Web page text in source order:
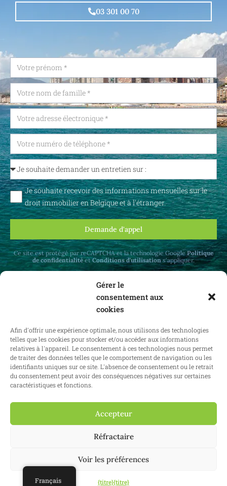
Gérer le
consentement aux
cookies
Afin d'offrir une expérience optimale, nous utilisons des technologies
telles que les cookies pour stocker et/ou accéder aux informations
relatives à l'appareil. Le consentement à ces technologies nous permet
de traiter des données telles que le comportement de navigation ou les
identifiants uniques sur ce site. L'absence de consentement ou le retrait
du consentement peut avoir des conséquences négatives sur certaines
caractéristiques et fonctions.
Accepteur
Réfractaire
Voir les préférences
{titre}{titre}
03 301 00 70
Je souhaite recevoir des informations mensuelles sur le
droit immobilier en Belgique et à l'étranger.
Demande d'appel
Ce site est protégé par reCAPTCHA et la technologie GooglePolitique
de confidentialitéetConditions d'utilisation s'appliquer.
Recevez des mises à jour mensuelles sur le
droit immobilier en Belgique et à l'étranger.
2025 Confianz - Tous droits réservés.Conditions générales d'utilisation
0713.777.468 & 0804.310.043
Site web : Synio
Français